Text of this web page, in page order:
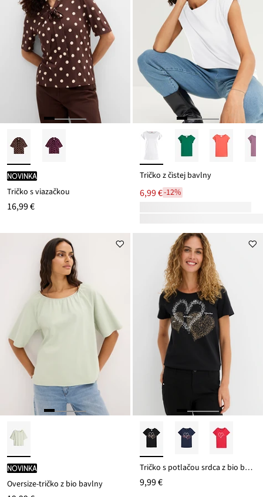
novinka
Tričko s viazačkou
16,99 €
Tričko z čistej bavlny
6,99 €-12%
novinka
Oversize-tričko z bio bavlny
Tričko s potlačou srdca z bio bavlny
9,99 €